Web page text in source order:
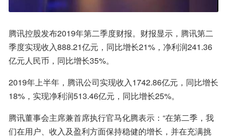
腾讯控股发布2019年第二季度财报。财报显示，腾讯第二
季度实现收入888.21亿元，同比增长21%，净利润241.36
亿元人民币，同比增长35%。
2019年上半年，腾讯公司实现收入1742.86亿元，同比增长
18%，实现净利润513.46亿元，同比增长25%。
腾讯董事会主席兼首席执行官马化腾表示：“在第二季，我
们在用户、收入及盈利方面保持稳健的增长，并在充满挑